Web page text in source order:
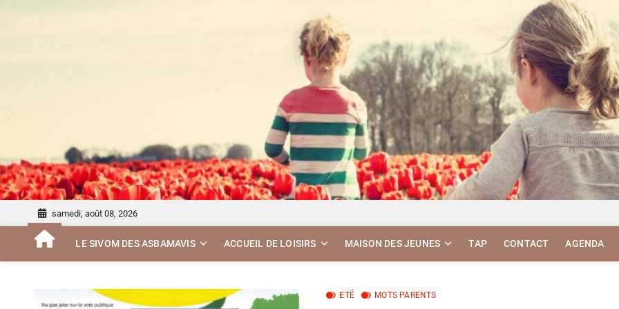
samedi, août 08, 2026
LE SIVOM DES ASBAMAVIS ACCUEIL DE LOISIRS MAISON DES JEUNES TAP CONTACT AGENDA
ETÉ MOTS PARENTS